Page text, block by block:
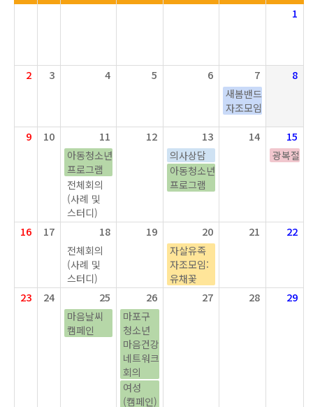
1
2 3 4 5 6 7
새봄밴드
자조모임
8
9 10 11
아동청소년
프로그램
전체회의
(사례 및
스터디)
12 13
의사상담
아동청소년
프로그램
14 15
광복절
16 17 18
전체회의
(사례 및
스터디)
19 20
자살유족
자조모임:
유채꽃
21 22
23 24 25
마음날씨
캠페인
26
마포구
청소년
마음건강
네트워크
회의
여성
(캠페인)
27 28 29